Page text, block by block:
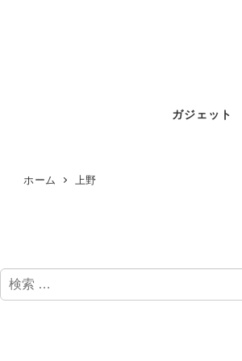
ガジェット
ホーム 上野
検
索